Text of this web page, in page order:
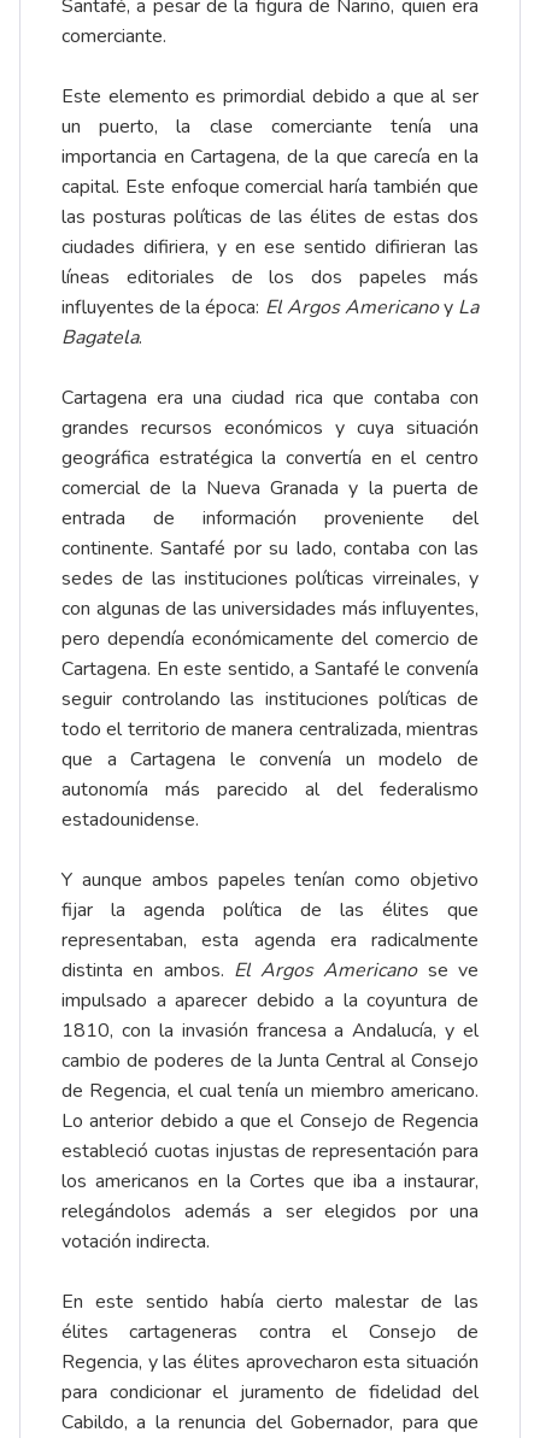
Santafé, a pesar de la figura de Nariño, quien era
comerciante.
Este elemento es primordial debido a que al ser
un puerto, la clase comerciante tenía una
importancia en Cartagena, de la que carecía en la
capital. Este enfoque comercial haría también que
las posturas políticas de las élites de estas dos
ciudades difiriera, y en ese sentido difirieran las
líneas editoriales de los dos papeles más
influyentes de la época: El Argos Americanoy La
Bagatela.
Cartagena era una ciudad rica que contaba con
grandes recursos económicos y cuya situación
geográfica estratégica la convertía en el centro
comercial de la Nueva Granada y la puerta de
entrada de información proveniente del
continente. Santafé por su lado, contaba con las
sedes de las instituciones políticas virreinales, y
con algunas de las universidades más influyentes,
pero dependía económicamente del comercio de
Cartagena. En este sentido, a Santafé le convenía
seguir controlando las instituciones políticas de
todo el territorio de manera centralizada, mientras
que a Cartagena le convenía un modelo de
autonomía más parecido al del federalismo
estadounidense.
Y aunque ambos papeles tenían como objetivo
fijar la agenda política de las élites que
representaban, esta agenda era radicalmente
distinta en ambos. El Argos Americano se ve
impulsado a aparecer debido a la coyuntura de
1810, con la invasión francesa a Andalucía, y el
cambio de poderes de la Junta Central al Consejo
de Regencia, el cual tenía un miembro americano.
Lo anterior debido a que el Consejo de Regencia
estableció cuotas injustas de representación para
los americanos en la Cortes que iba a instaurar,
relegándolos además a ser elegidos por una
votación indirecta.
En este sentido había cierto malestar de las
élites cartageneras contra el Consejo de
Regencia, y las élites aprovecharon esta situación
para condicionar el juramento de fidelidad del
Cabildo, a la renuncia del Gobernador, para que